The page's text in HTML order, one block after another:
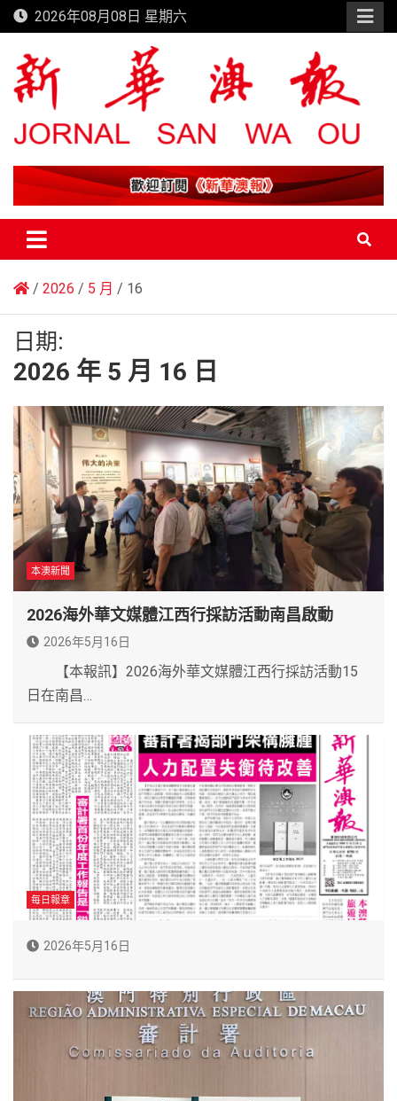
Skip
to
content
2026年08月08日 星期六
新華澳報
2026 5 月 16
日期:
2026 年 5 月 16 日
本澳新聞
2026海外華文媒體江西行採訪活動南昌啟動
2026年5月16日
【本報訊】2026海外華文媒體江西行採訪活動15
日在南昌…
每日報章
2026年5月16日